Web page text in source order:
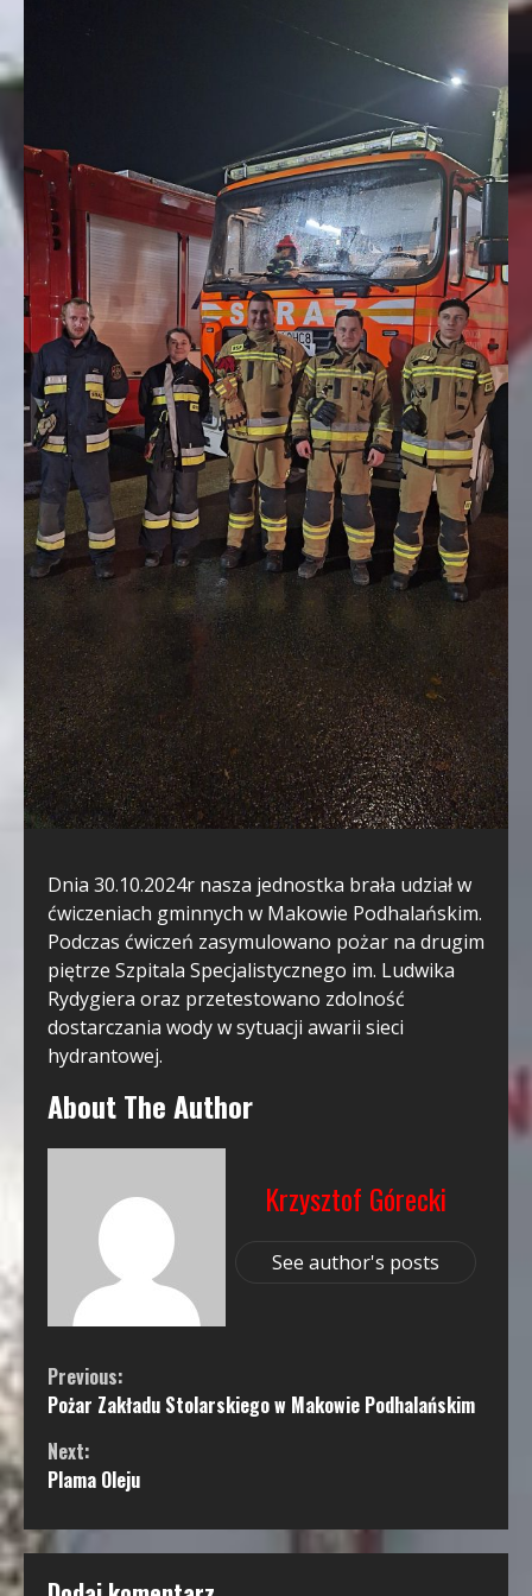
Dnia 30.10.2024r nasza jednostka brała udział w
ćwiczeniach gminnych w Makowie Podhalańskim.
Podczas ćwiczeń zasymulowano pożar na drugim
piętrze Szpitala Specjalistycznego im. Ludwika
Rydygiera oraz przetestowano zdolność
dostarczania wody w sytuacji awarii sieci
hydrantowej.
About The Author
Krzysztof Górecki
See author's posts
Continue
Reading
Previous:
Pożar Zakładu Stolarskiego w Makowie Podhalańskim
Next:
Plama Oleju